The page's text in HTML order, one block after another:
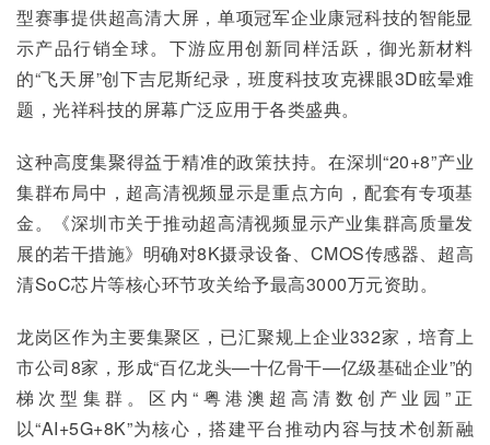
型赛事提供超高清大屏，单项冠军企业康冠科技的智能显
示产品行销全球。下游应用创新同样活跃，御光新材料
的“飞天屏”创下吉尼斯纪录，班度科技攻克裸眼3D眩晕难
题，光祥科技的屏幕广泛应用于各类盛典。
这种高度集聚得益于精准的政策扶持。在深圳“20+8”产业
集群布局中，超高清视频显示是重点方向，配套有专项基
金。《深圳市关于推动超高清视频显示产业集群高质量发
展的若干措施》明确对8K摄录设备、CMOS传感器、超高
清SoC芯片等核心环节攻关给予最高3000万元资助。
龙岗区作为主要集聚区，已汇聚规上企业332家，培育上
市公司8家，形成“百亿龙头—十亿骨干—亿级基础企业”的
梯次型集群。区内“粤港澳超高清数创产业园”正
以“AI+5G+8K”为核心，搭建平台推动内容与技术创新融